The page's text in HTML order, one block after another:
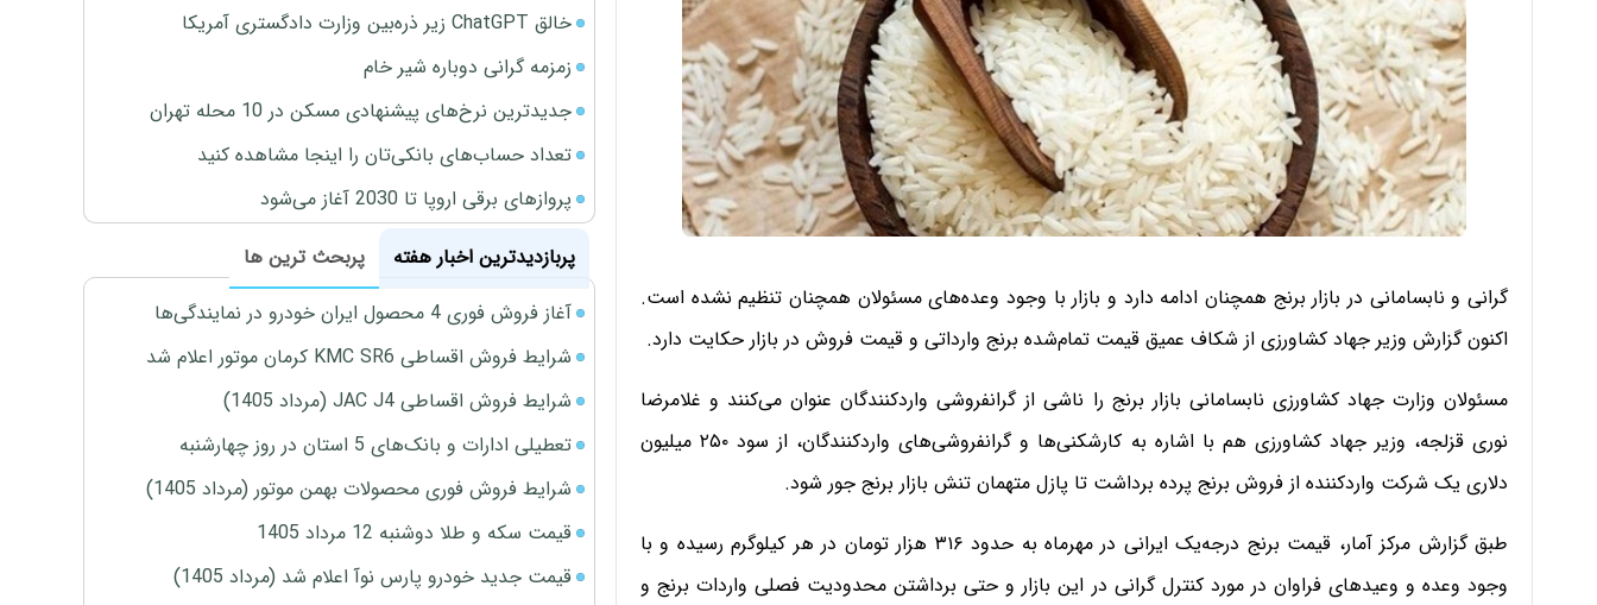
گرانی و نابسامانی در بازار برنج همچنان ادامه دارد و بازار با وجود وعده‌های مسئولان همچنان تنظیم نشده است.
اکنون گزارش وزیر جهاد کشاورزی از شکاف عمیق قیمت تمام‌شده برنج وارداتی و قیمت فروش در بازار حکایت دارد.
مسئولان وزارت جهاد کشاورزی نابسامانی بازار برنج را ناشی از گرانفروشی واردکنندگان عنوان می‌کنند و غلامرضا
نوری قزلجه، وزیر جهاد کشاورزی هم با اشاره به کارشکنی‌ها و گرانفروشی‌های واردکنندگان، از سود ۲۵۰ میلیون
دلاری یک شرکت واردکننده از فروش برنج پرده برداشت تا پازل متهمان تنش بازار برنج جور شود.
طبق گزارش مرکز آمار، قیمت برنج درجه‌یک ایرانی در مهرماه به حدود ۳۱۶ هزار تومان در هر کیلوگرم رسیده و با
وجود وعده‌ و وعیدهای فراوان در مورد کنترل گرانی در این بازار و حتی برداشتن محدودیت فصلی واردات برنج و
خالق ChatGPT زیر ذره‌بین وزارت دادگستری آمریکا
زمزمه گرانی دوباره شیر خام
جدیدترین نرخ‌های پیشنهادی مسکن در 10 محله تهران
تعداد حساب‌های بانکی‌تان را اینجا مشاهده کنید
پروازهای برقی اروپا تا 2030 آغاز می‌شود
پربازدیدترین اخبار هفته
پربحث ترین ها
آغاز فروش فوری 4 محصول ایران خودرو در نمایندگی‌ها
شرایط فروش اقساطی KMC SR6 کرمان موتور اعلام شد
شرایط فروش اقساطی JAC J4 (مرداد 1405)
تعطیلی ادارات و بانک‌های 5 استان در روز چهارشنبه
شرایط فروش فوری محصولات بهمن موتور (مرداد 1405)
قیمت سکه و طلا دوشنبه 12 مرداد 1405
قیمت جدید خودرو پارس نوآ اعلام شد (مرداد 1405)